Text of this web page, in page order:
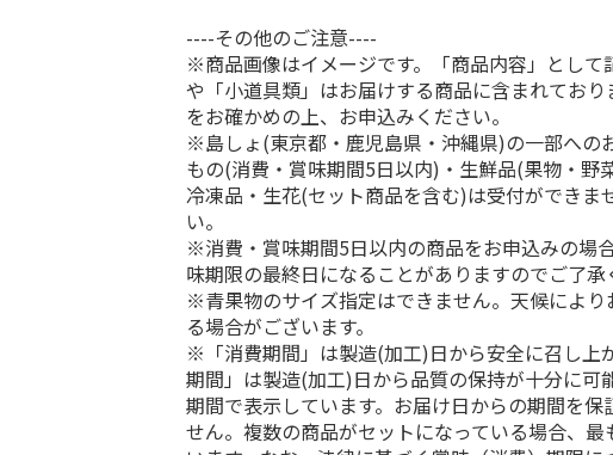
----その他のご注意----
※商品画像はイメージです。「商品内容」として
や「小道具類」はお届けする商品に含まれてお
をお確かめの上、お申込みください。
※島しょ(東京都・鹿児島県・沖縄県)の一部への
もの(消費・賞味期間5日以内)・生鮮品(果物・野
冷凍品・生花(セット商品を含む)は受付ができま
い。
※消費・賞味期間5日以内の商品をお申込みの場
味期限の最終日になることがありますのでご了承
※青果物のサイズ指定はできません。天候により
る場合がございます。
※「消費期間」は製造(加工)日から安全に召し上
期間」は製造(加工)日から品質の保持が十分に可
期間で表示しています。お届け日からの期間を保
せん。複数の商品がセットになっている場合、最